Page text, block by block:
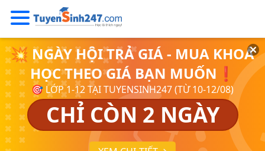
💥 NGÀY HỘI TRẢ GIÁ - MUA KHOÁ
HỌC THEO GIÁ BẠN MUỐN❗
🎯 LỚP 1-12 TẠI TUYENSINH247 (TỪ 10-12/08)
CHỈ CÒN 2 NGÀY